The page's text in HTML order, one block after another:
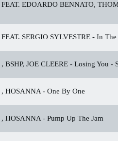
EDOARDO BENNATO,
SERGIO SYLVESTRE - In The
BSHP, JOE CLEERE - Losing You -
, HOSANNA - One By One
, HOSANNA - Pump Up The Jam